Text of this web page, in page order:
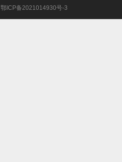
鄂ICP备2021014930号-3